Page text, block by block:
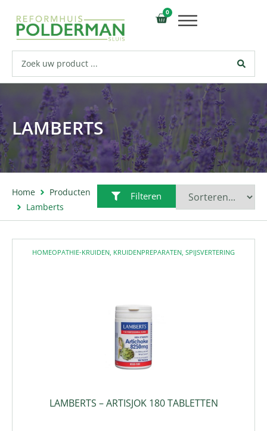
0
LAMBERTS
Home
Producten
Lamberts
Filteren
HOMEOPATHIE-KRUIDEN KRUIDENPREPARATEN SPIJSVERTERING
LAMBERTS – ARTISJOK 180 TABLETTEN